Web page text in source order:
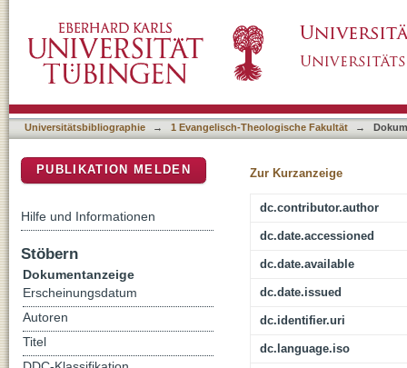
seelsorgliche Interaktion
Universitätsbibliographie → 1 Evangelisch-Theologische Fakultät →
Zur Kurzanzeige
dc.contributor.author
dc.date.accessioned
dc.date.available
dc.date.issued
dc.identifier.uri
dc.language.iso
PUBLIKATION MELDEN
Hilfe und Informationen
Stöbern
Dokumentanzeige
Erscheinungsdatum
Autoren
Titel